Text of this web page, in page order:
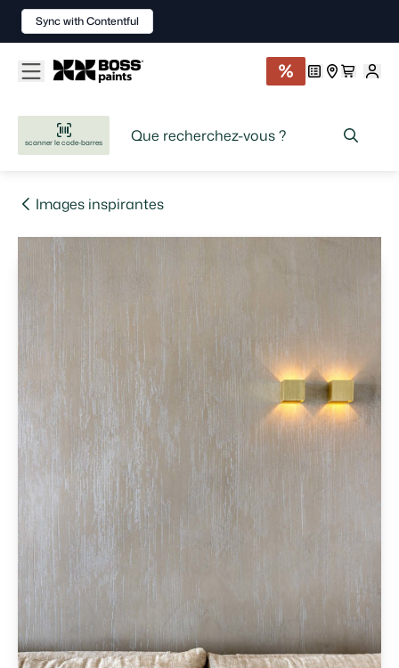
scanner le code-barres
Images inspirantes
Sync with Contentful